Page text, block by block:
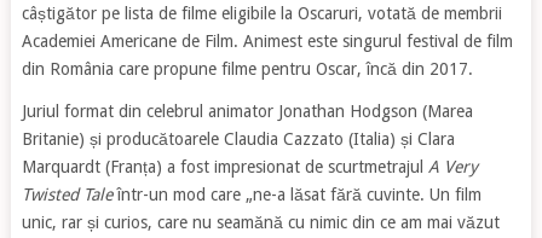
câștigător pe lista de filme eligibile la Oscaruri, votată de membrii
Academiei Americane de Film. Animest este singurul festival de film
din România care propune filme pentru Oscar, încă din 2017.
Juriul format din celebrul animator Jonathan Hodgson (Marea
Britanie) și producătoarele Claudia Cazzato (Italia) și Clara
Marquardt (Franța) a fost impresionat de scurtmetrajul A Very
Twisted Taleîntr-un mod care „ne-a lăsat fără cuvinte. Un film
unic, rar și curios, care nu seamănă cu nimic din ce am mai văzut